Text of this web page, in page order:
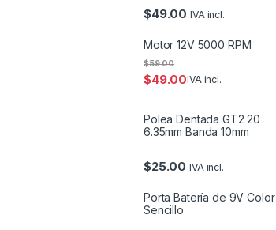
$49.00 IVA incl.
Motor 12V 5000 RPM
$49.00
$59.00
IVA incl.
Polea Dentada GT2 20
6.35mm Banda 10mm
$25.00 IVA incl.
Porta Batería de 9V Color
Sencillo